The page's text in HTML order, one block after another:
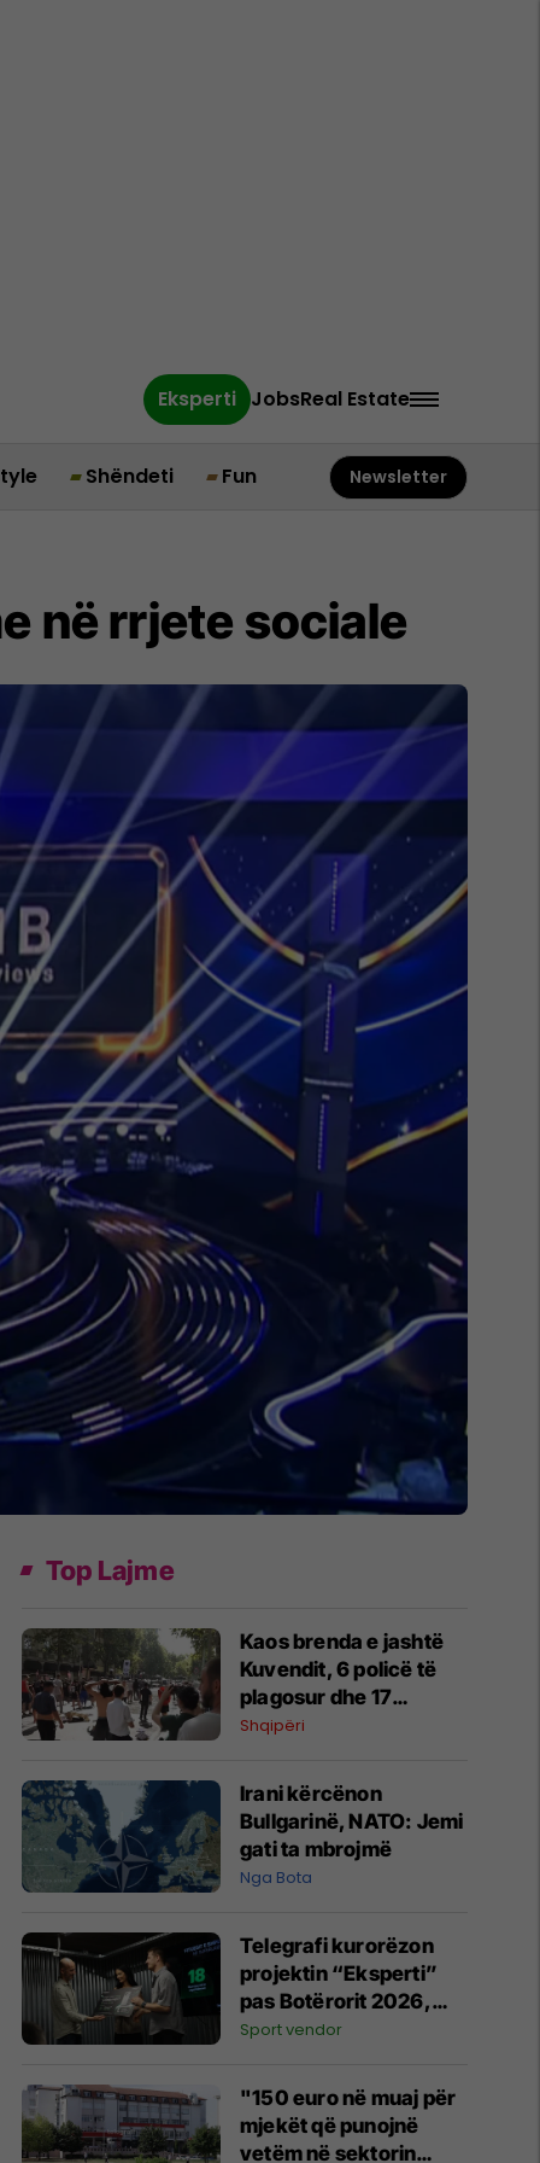
Eksperti JobsReal Estate
Shëndeti Fun Newsletter
në rrjete sociale
Top Lajme
Kaos brenda e jashtë
Kuvendit, 6 policë të
plagosur dhe 17
protestues në spital
Shqipëri
Irani kërcënon
Bullgarinë, NATO: Jemi
gati ta mbrojmë
Nga Bota
Telegrafi kurorëzon
projektin “Eksperti”
pas Botërorit 2026,
ndan çmimet kryesore
Sport vendor
"150 euro në muaj për
mjekët që punojnë
vetëm në sektorin